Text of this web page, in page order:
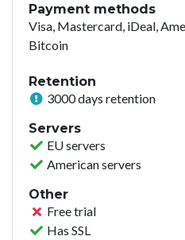
Payment methods
Visa, Mastercard, iDeal,
Bitcoin
Retention
3000 days retention
Servers
EU servers
American servers
Other
Free trial
Has SSL